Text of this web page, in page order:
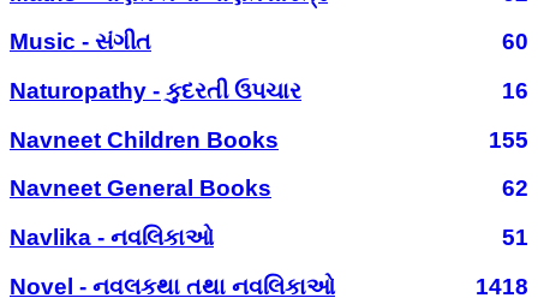
Music - સંગીત
60
Naturopathy - કુદરતી ઉપચાર
16
Navneet Children Books
155
Navneet General Books
62
Navlika - નવલિકાઓ
51
Novel - નવલકથા તથા નવલિકાઓ
1418